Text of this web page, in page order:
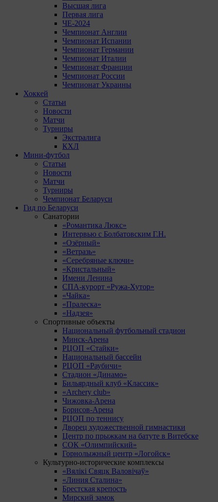
Высшая лига
Первая лига
ЧЕ-2024
Чемпионат Англии
Чемпионат Испании
Чемпионат Германии
Чемпионат Италии
Чемпионат Франции
Чемпионат России
Чемпионат Украины
Хоккей
Статьи
Новости
Матчи
Турниры
Экстралига
КХЛ
Мини-футбол
Статьи
Новости
Матчи
Турниры
Чемпионат Беларуси
Гид по Беларуси
Санатории
«Романтика Люкс»
Интервью с Болбатовским Г.Н.
«Озёрный»
«Ветразь»
«Серебряные ключи»
«Кристальный»
Имени Ленина
СПА-курорт «Ружа-Хутор»
«Чайка»
«Пралеска»
«Надзея»
Спортивные объекты
Национальный футбольный стадион
Минск-Арена
РЦОП «Стайки»
Национальный бассейн
РЦОП «Раубичи»
Стадион «Динамо»
Бильярдный клуб «Классик»
«Archery club»
Чижовка-Арена
Борисов-Арена
РЦОП по теннису
Дворец художественной гимнастики
Центр по прыжкам на батуте в Витебске
СОК «Олимпийский»
Горнолыжный центр «Логойск»
Культурно-исторические комплексы
«Вялікі Свяцк Валовічаў»
«Линия Сталина»
Брестская крепость
Мирский замок